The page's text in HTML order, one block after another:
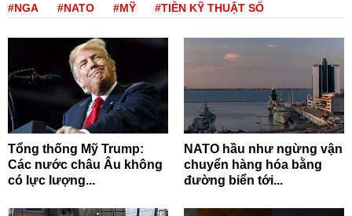
#NGA #NATO #MỸ #TIỀN KỸ THUẬT SỐ
Tổng thống Mỹ Trump:
Các nước châu Âu không
có lực lượng...
NATO hầu như ngừng vận
chuyển hàng hóa bằng
đường biển tới...